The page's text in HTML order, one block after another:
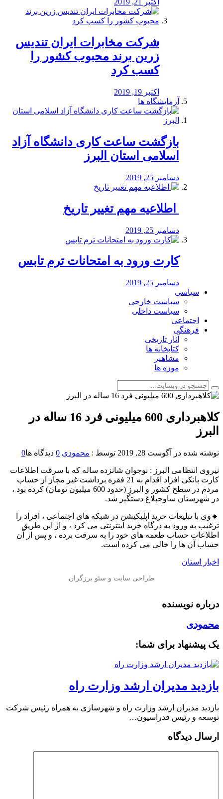
اکتبر 21, 2019
شرکت مخابرات ایران تندیس
زرین برند محبوب کشور را
کسب کرد
اکتبر 19, 2019
آزمایشگاه ها
بازگشت ساعت کاری دانشگاه آزاد
اسلامی استان البرز
دسامبر 25, 2019
️ اطلاعیه مهم تغییر تاریخ
دسامبر 25, 2019
کارت ورود به امتحانات ترم تابس
دسامبر 25, 2019
سیاسی
سیاست خارجی
سیاست داخلی
اجتماعی
فرهنگی
آثار تاریخی
کتابخانه ها
مشاهیر
موزه ها
کلاهبرداری 600 میلیونی فرد 16 ساله در
البرز
نوشته شده در آگوست 28, 2019 توسط : محمودی 0 دیدگاه ها0
نیروی انتظامی البرز : نوجوان شانزده ساله که با سرقت اطلاعات
کارت بانکی افراد اقدام به 21 فقره برداشت غیر مجاز از حساب
مردم در سطح کشور و البرز (حدود 600 میلیون تومان) کرده بود ،
در شهرستان ساوجبلاغ دستگیر شد.
🔸وی با تبلیغات خرید اپلیکیشن در شبکه های اجتماعی ، افراد را
ترغیب به ورود به درگاه خرید اینترنتی می کرد ، و از این طریق
اطلاعات حساب طعمه های خود را به سرقت برده ، و پس از آن
حساب آن ها را خالی می کرده است.
اخبار استان
درباره نویسنده
محمودی
یک پیشنهاد برای شما:
بازدید مدیران ارشد وزارت راه
بازدید مدیران ارشد وزارت راه و شهرسازی به همراه رئیس شرکت
توسعه و رئیس فدراسیون…
ارسال دیدگاه